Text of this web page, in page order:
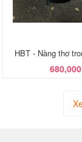
HBT - Nàng thơ